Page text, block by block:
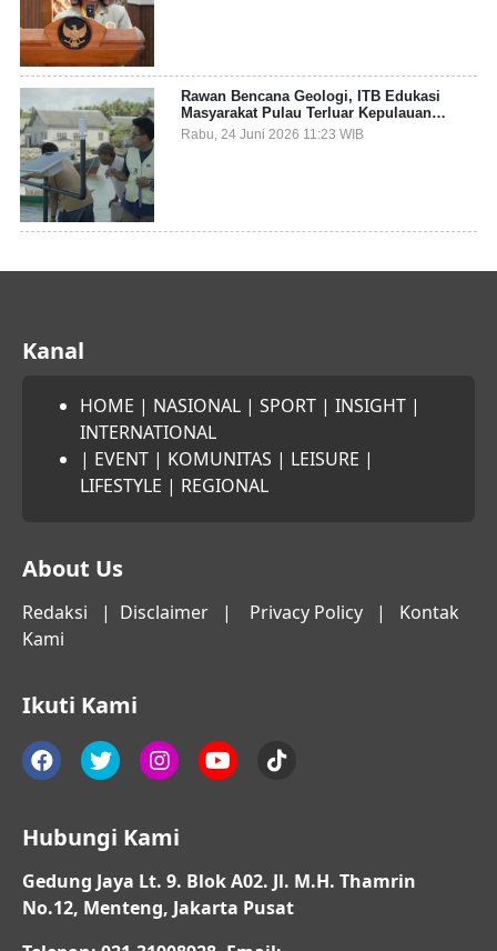
Rawan Bencana Geologi, ITB Edukasi
Masyarakat Pulau Terluar Kepulauan
Selayar Terkait Mitigasi Berbasis Kawasan
Pesisir
Rabu, 24 Juni 2026 11:23 WIB
Kanal
HOME | NASIONAL | SPORT | INSIGHT |
INTERNATIONAL
| EVENT | KOMUNITAS | LEISURE |
LIFESTYLE | REGIONAL
About Us
Redaksi | Disclaimer | Privacy Policy | Kontak
Kami
Ikuti Kami
Hubungi Kami
Gedung Jaya Lt. 9. Blok A02. Jl. M.H. Thamrin
No.12, Menteng, Jakarta Pusat